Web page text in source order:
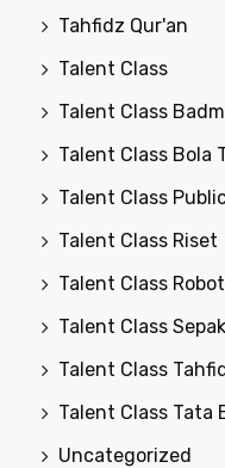
Tahfidz Qur'an
Talent Class
Talent Class
Talent Class Bola
Talent Class
Talent Class Riset
Talent Class
Talent Class
Talent Class
Talent Class Tata
Uncategorized